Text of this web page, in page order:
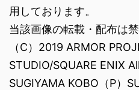
用しております。
当該画像の転載・配布は禁
（C）2019 ARMOR
STUDIO/SQUARE ENIX
SUGIYAMA KOBO（P）